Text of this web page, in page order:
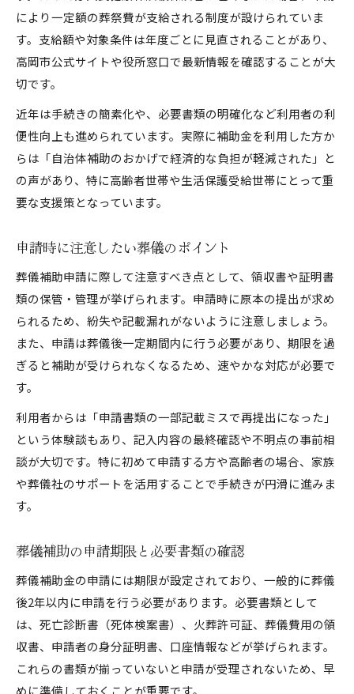
により一定額の葬祭費が支給される制度が設けられていま
す。支給額や対象条件は年度ごとに見直されることがあり、
高岡市公式サイトや役所窓口で最新情報を確認することが大
切です。
近年は手続きの簡素化や、必要書類の明確化など利用者の利
便性向上も進められています。実際に補助金を利用した方か
らは「自治体補助のおかげで経済的な負担が軽減された」と
の声があり、特に高齢者世帯や生活保護受給世帯にとって重
要な支援策となっています。
申請時に注意したい葬儀のポイント
葬儀補助申請に際して注意すべき点として、領収書や証明書
類の保管・管理が挙げられます。申請時に原本の提出が求め
られるため、紛失や記載漏れがないように注意しましょう。
また、申請は葬儀後一定期間内に行う必要があり、期限を過
ぎると補助が受けられなくなるため、速やかな対応が必要で
す。
利用者からは「申請書類の一部記載ミスで再提出になった」
という体験談もあり、記入内容の最終確認や不明点の事前相
談が大切です。特に初めて申請する方や高齢者の場合、家族
や葬儀社のサポートを活用することで手続きが円滑に進みま
す。
葬儀補助の申請期限と必要書類の確認
葬儀補助金の申請には期限が設定されており、一般的に葬儀
後2年以内に申請を行う必要があります。必要書類として
は、死亡診断書（死体検案書）、火葬許可証、葬儀費用の領
収書、申請者の身分証明書、口座情報などが挙げられます。
これらの書類が揃っていないと申請が受理されないため、早